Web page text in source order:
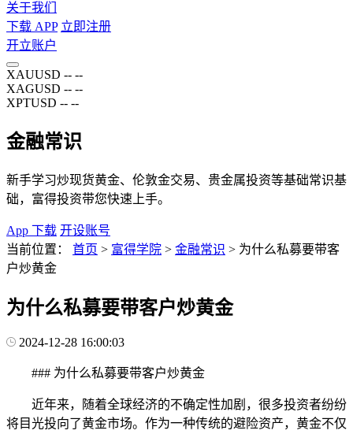
关于我们
下载 APP 立即注册
开立账户
XAUUSD -- --
XAGUSD -- --
XPTUSD -- --
金融常识
新手学习炒现货黄金、伦敦金交易、贵金属投资等基础常识基
础，富得投资带您快速上手。
App 下载 开设账号
当前位置：
首页 > 富得学院 > 金融常识 > 为什么私募要带客
户炒黄金
为什么私募要带客户炒黄金
2024-12-28 16:00:03
### 为什么私募要带客户炒黄金
近年来，随着全球经济的不确定性加剧，很多投资者纷纷
将目光投向了黄金市场。作为一种传统的避险资产，黄金不仅